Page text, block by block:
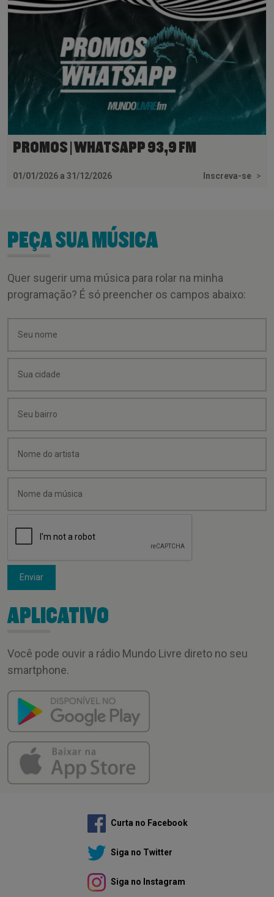
PROMOS | WHATSAPP 93,9 FM
01/01/2026 a 31/12/2026 Inscreva-se >
PEÇA SUA MÚSICA
Quer sugerir uma música para rolar na minha
programação? É só preencher os campos abaixo:
Enviar
APLICATIVO
Você pode ouvir a rádio Mundo Livre direto no seu
smartphone.
Curta no Facebook
Siga no Twitter
Siga no Instagram